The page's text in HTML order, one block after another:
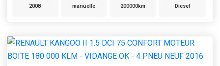
2008 manuelle 200000km Diesel